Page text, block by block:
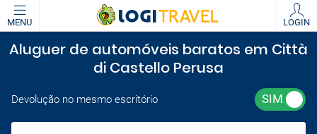
MENU LOGIN
Aluguer de automóveis baratos em Città
di Castello Perusa
Devolução no mesmo escritório